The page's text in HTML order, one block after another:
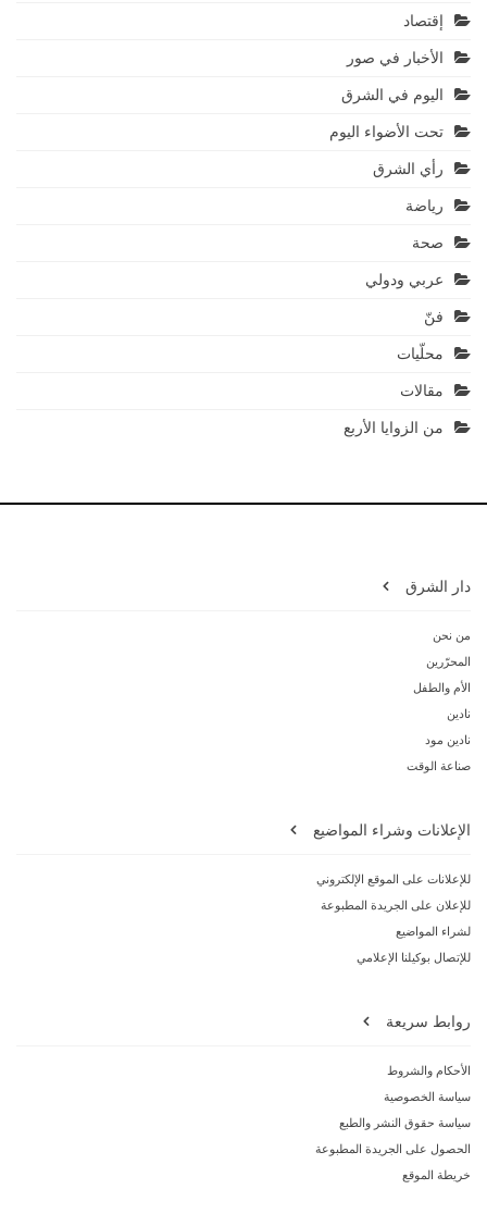
إقتصاد
الأخبار في صور
اليوم في الشرق
تحت الأضواء اليوم
رأي الشرق
رياضة
صحة
عربي ودولي
فنّ
محلّيات
مقالات
من الزوايا الأربع
دار الشرق
من نحن
المحرّرين
الأم والطفل
نادين
نادين مود
صناعة الوقت
الإعلانات وشراء المواضيع
للإعلانات على الموقع الإلكتروني
للإعلان على الجريدة المطبوعة
لشراء المواضيع
للإتصال بوكيلنا الإعلامي
روابط سريعة
الأحكام والشروط
سياسة الخصوصية
سياسة حقوق النشر والطبع
الحصول على الجريدة المطبوعة
خريطة الموقع